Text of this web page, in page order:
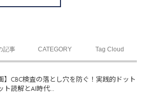
記事 CATEGORY Tag Cloud
】CBC検査の落とし穴を防ぐ！実践的ドット
ト読解とAI時代...